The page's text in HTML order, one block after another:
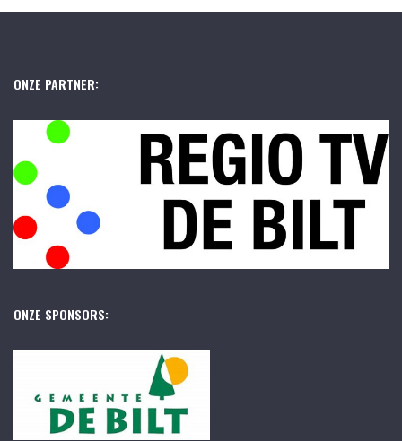
ONZE PARTNER:
ONZE SPONSORS: